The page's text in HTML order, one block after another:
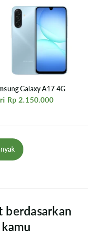
Galaxy A17 4G
Rp 2.150.000
berdasarkan